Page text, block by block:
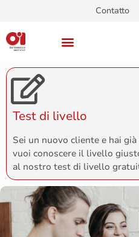
Contatto
Test di livello
Sei un nuovo cliente e hai
vuoi conoscere il livello
al nostro test di livello